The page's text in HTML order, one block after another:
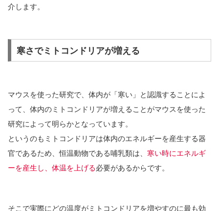
介します。
寒さでミトコンドリアが増える
マウスを使った研究で、体内が「寒い」と認識することによ
って、体内のミトコンドリアが増えることがマウスを使った
研究によって明らかとなっています。
というのもミトコンドリアは体内のエネルギーを産生する器
官であるため、恒温動物である哺乳類は、 寒い時にエネルギ
ーを産生し、体温を上げる必要があるからです。
そこで実際にどの温度がミトコンドリアを増やすのに最も効